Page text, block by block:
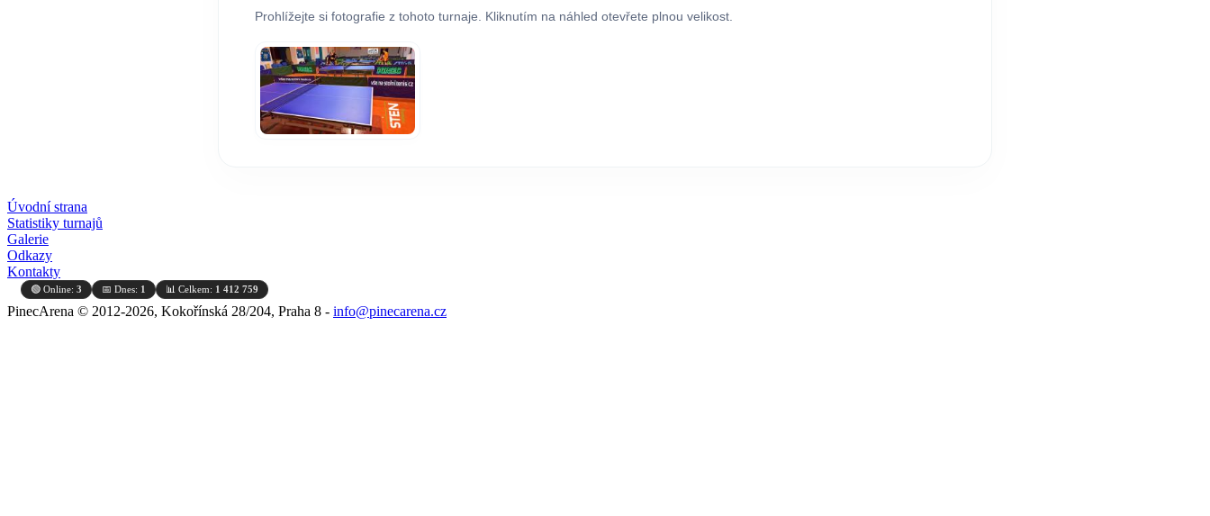
Prohlížejte si fotografie z tohoto turnaje. Kliknutím na náhled otevřete plnou velikost.
Úvodní strana
Statistiky turnajů
Galerie
Odkazy
Kontakty
🟢 Online: 3 📅 Dnes: 1 📊 Celkem: 1 412 759
PinecArena © 2012-2026, Kokořínská 28/204, Praha 8 - info@pinecarena.cz